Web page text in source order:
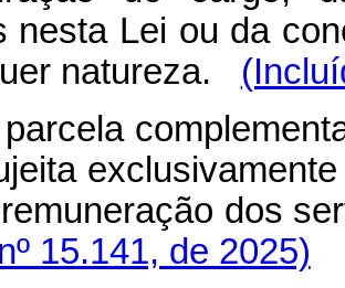
nesta Lei ou da
natureza.
dos
15.141, de 2025)